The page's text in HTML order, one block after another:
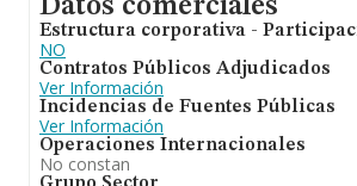
Datos comerciales
Estructura corporativa -
NO
Contratos Públicos Adjudicados
Ver Información
Incidencias de Fuentes Públicas
Ver Información
Operaciones Internacionales
No constan